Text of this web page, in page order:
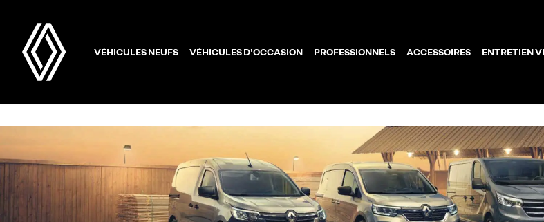
VÉHICULES NEUFS VÉHICULES D'OCCASION PROFESSIONNELS ACCESSOIRES ENTRETIEN